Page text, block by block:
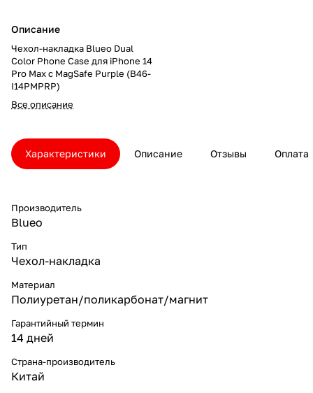
Описание
Чехол-накладка Blueo Dual
Color Phone Case для iPhone 14
Pro Max с MagSafe Purple (B46-
I14PMPRP)
Все описание
Характеристики Описание Отзывы Оплата
Производитель
Blueo
Тип
Чехол-накладка
Материал
Полиуретан/поликарбонат/магнит
Гарантийный термин
14 дней
Страна-производитель
Китай